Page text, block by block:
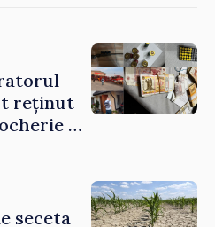
să
reținut
și
seceta